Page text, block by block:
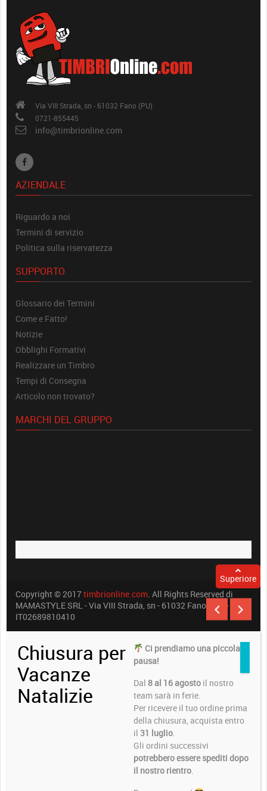
Via VIII Strada, sn - 61032 Fano (PU)
0721-855445
info@timbrionline.com
AZIENDALE
Riguardo a noi
Termini di servizio
Politica sulla riservatezza
SUPPORTO
Glossario dei Termini
Come e Fatto!
Notizie
Obblighi Formativi
Realizzare un Timbro
Tempi di Consegna
Articolo non trovato?
MARCHI DEL GRUPPO
Copyright © 2017timbrionline.com . All Rights Reserved di
MAMASTYLE SRL - Via VIII Strada, sn - 61032 Fano (PU) -
IT02689810410
Superiore
Chiusura per
Vacanze
Natalizie
Ci prendiamo una piccola
pausa!
Dal 8 al 16 agosto il nostro
team sarà in ferie.
Per ricevere il tuo ordine prima
della chiusura, acquista entro
il 31 luglio
Gli ordini successivi
potrebbero essere spediti dopo
il nostro rientro